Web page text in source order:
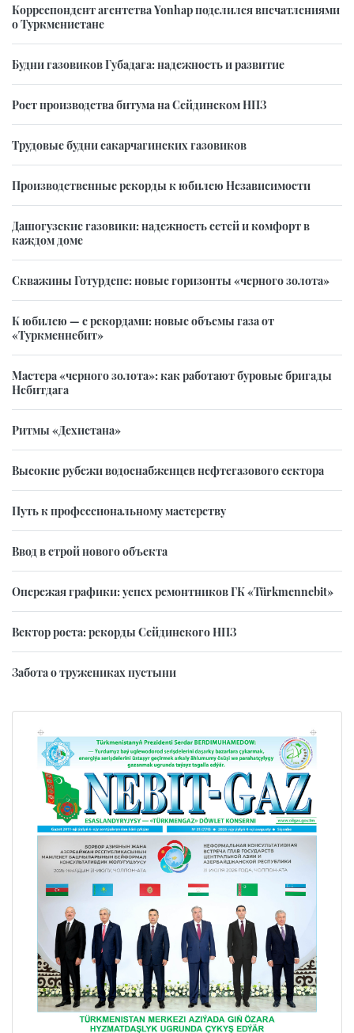
Корреспондент агентства Yonhap поделился впечатлениями
о Туркменистане
Будни газовиков Губадага: надежность и развитие
Рост производства битума на Сейдинском НПЗ
Трудовые будни сакарчагинских газовиков
Производственные рекорды к юбилею Независимости
Дашогузские газовики: надежность сетей и комфорт в
каждом доме
Скважины Готурдепе: новые горизонты «черного золота»
К юбилею — с рекордами: новые объемы газа от
«Туркменнебит»
Мастера «черного золота»: как работают буровые бригады
Небитдага
Ритмы «Дехистана»
Высокие рубежи водоснабженцев нефтегазового сектора
Путь к профессиональному мастерству
Ввод в строй нового объекта
Опережая графики: успех ремонтников ГК «Türkmennebit»
Вектор роста: рекорды Сейдинского НПЗ
Забота о тружениках пустыни